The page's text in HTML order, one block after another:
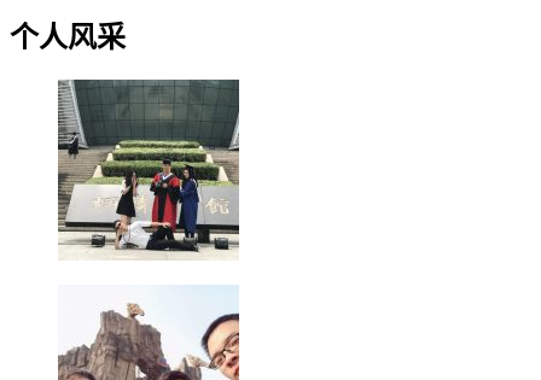
个人风采